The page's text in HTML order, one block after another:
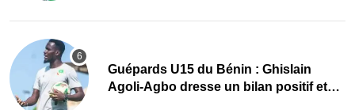
Guépards U15 du Bénin : Ghislain
Agoli-Agbo dresse un bilan positif et